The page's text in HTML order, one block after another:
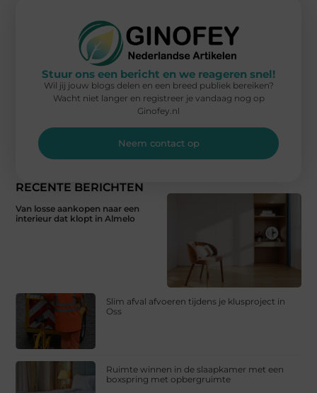
RECENTE BERICHTEN
Van losse aankopen naar een
interieur dat klopt in Almelo
Slim afval afvoeren tijdens je klusproject in
Oss
Ruimte winnen in de slaapkamer met een
boxspring met opbergruimte
Stuur ons een bericht en we reageren snel!
Wil jij jouw blogs delen en een breed publiek bereiken?
Wacht niet langer en registreer je vandaag nog op
Ginofey.nl
Neem contact op